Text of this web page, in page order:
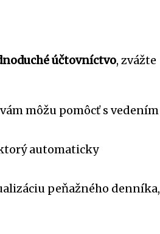
účtovníctvo, zvážte
môžu pomôcť s vedením
automaticky
peňažného denníka,